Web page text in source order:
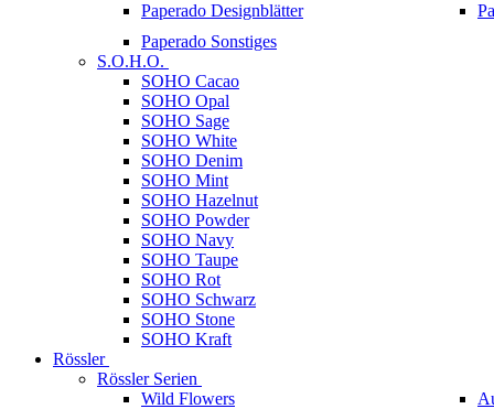
Paperado Designblätter
Paperado Sonstiges
S.O.H.O.
SOHO Cacao
SOHO Opal
SOHO Sage
SOHO White
SOHO Denim
SOHO Mint
SOHO Hazelnut
SOHO Powder
SOHO Navy
SOHO Taupe
SOHO Rot
SOHO Schwarz
SOHO Stone
SOHO Kraft
Rössler
Rössler Serien
Wild Flowers